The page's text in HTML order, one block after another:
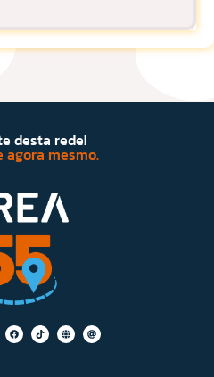
desta rede!
agora mesmo.